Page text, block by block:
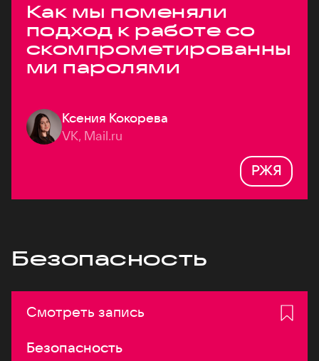
Как мы поменяли
подход к работе со
скомпрометированны
ми паролями
Ксения Кокорева
VK, Mail.ru
РЖЯ
Безопасность
Смотреть запись
Безопасность